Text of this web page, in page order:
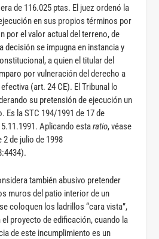
de 116.025 ptas. El juez ordenó la
en sus propios términos por
por el valor actual del terreno, de
decisión se impugna en instancia y
a quien el titular del
por vulneración del derecho a
(art. 24 CE). El Tribunal lo
su pretensión de ejecución un
Es la STC 194/1991 de 17 de
Aplicando estaratio, véase
2 de julio de 1998
también abusivo pretender
muros del patio interior de un
coloquen los ladrillos “cara vista”,
proyecto de edificación, cuando la
de este incumplimiento es un